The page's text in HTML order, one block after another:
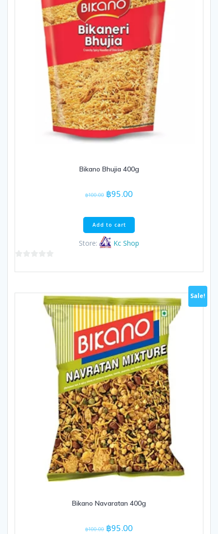
Bikano Bhujia 400g
฿100.00 Original
฿100.00.
฿95.00
Add to cart
Store: Kc Shop
Sale!
Bikano Navaratan 400g
฿100.00 Original
฿95.00